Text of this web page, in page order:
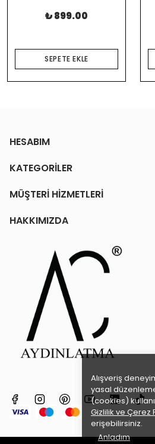
Alışveriş
yasal
(cookies)
Gizlilik ve Çerez
erişebilirsiniz.
Anladım
₺ 899.00
SEPETE EKLE
HESABIM
KATEGORİLER
MÜŞTERİ HİZMETLERİ
HAKKIMIZDA